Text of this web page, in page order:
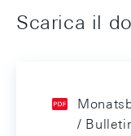
Scarica il
/